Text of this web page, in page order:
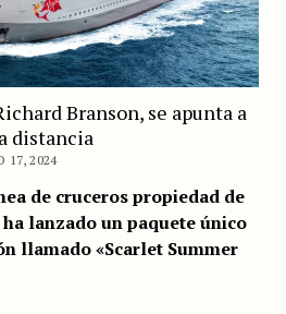
Branson, se apunta a
distancia
17, 2024
de cruceros propiedad de
lanzado un paquete único
llamado «Scarlet Summer